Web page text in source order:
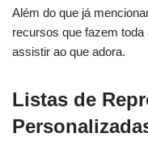
Além do que já
recursos que fazem
assistir ao que adora.
Listas de